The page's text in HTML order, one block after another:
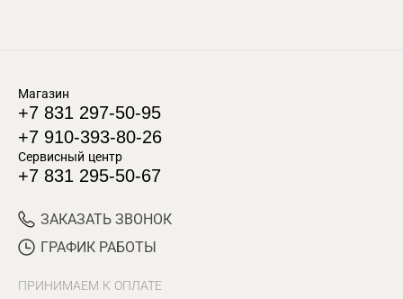
Магазин
+7 831 297-50-95
+7 910-393-80-26
Сервисный центр
+7 831 295-50-67
ЗАКАЗАТЬ ЗВОНОК
ГРАФИК РАБОТЫ
ПРИНИМАЕМ К ОПЛАТЕ